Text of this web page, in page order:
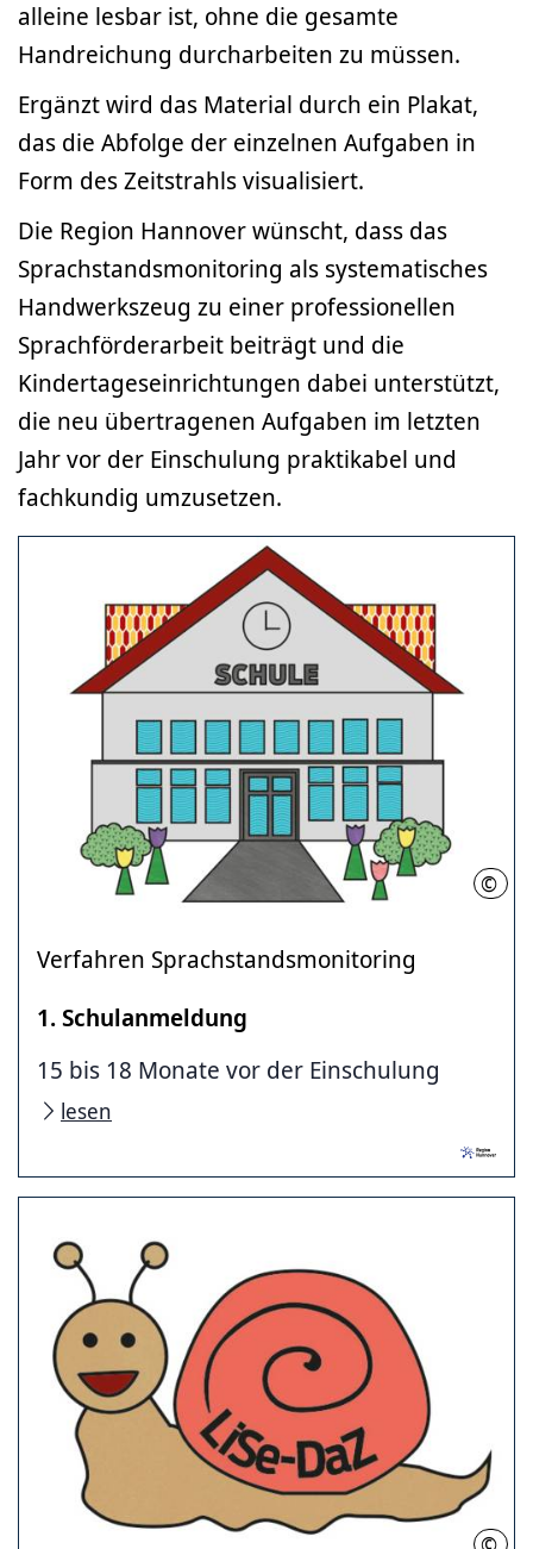
alleine lesbar ist, ohne die gesamte
Handreichung durcharbeiten zu müssen.
Ergänzt wird das Material durch ein Plakat,
das die Abfolge der einzelnen Aufgaben in
Form des Zeitstrahls visualisiert.
Die Region Hannover wünscht, dass das
Sprachstandsmonitoring als systematisches
Handwerkszeug zu einer professionellen
Sprachförderarbeit beiträgt und die
Kindertageseinrichtungen dabei unterstützt,
die neu übertragenen Aufgaben im letzten
Jahr vor der Einschulung praktikabel und
fachkundig umzusetzen.
©
Verfahren Sprachstandsmonitoring
1. Schulanmeldung
15 bis 18 Monate vor der Einschulung
lesen